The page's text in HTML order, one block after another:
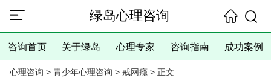
绿岛心理咨询
咨询首页 关于绿岛 心理专家 咨询指南 成功案例
心理咨询 > 青少年心理咨询 > 戒网瘾> 正文